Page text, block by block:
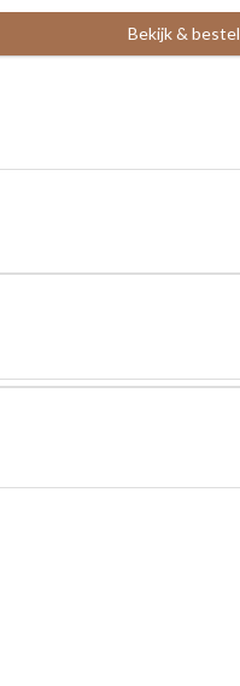
Bekijk & bestel